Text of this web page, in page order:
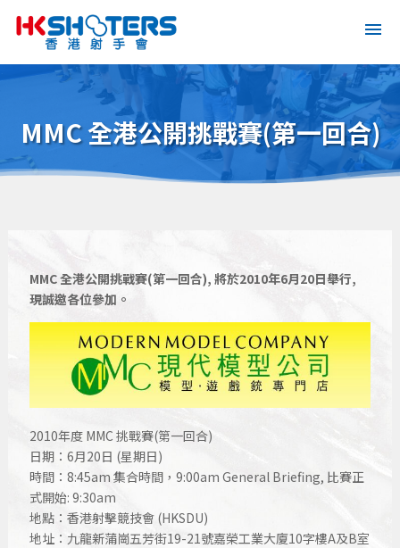
MMC 全港公開挑戰賽(第一回合)
MMC 全港公開挑戰賽(第一回合), 將於2010年6月20日舉行,
現誠邀各位參加。
2010年度 MMC 挑戰賽(第一回合)
日期：6月20日 (星期日)
時間：8:45am 集合時間，9:00am General Briefing, 比賽正
式開始: 9:30am
地點：香港射擊競技會 (HKSDU)
地址：九龍新蒲崗五芳街19-21號嘉榮工業大廈10字樓A及B室